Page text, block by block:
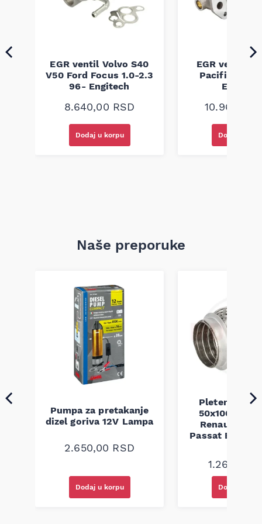
EGR ventil Volvo S40
V50 Ford Focus 1.0-2.3
96- Engitech
8.640,00 RSD
Dodaj u korpu
EGR ventil
Pacifica 3.5
Engitech
10.960,00
Dodaj u
Naše preporuke
Pumpa za pretakanje
dizel goriva 12V Lampa
2.650,00 RSD
Dodaj u korpu
Pletenica
50x100 Audi
Renault
Passat B5
1.260,00
Dodaj u